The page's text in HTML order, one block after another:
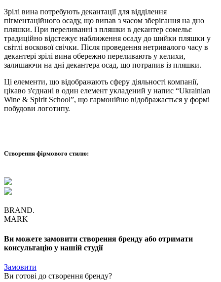
Зрілі вина потребують декантації для відділення
пігментаційного осаду, що випав з часом зберігання на дно
пляшки. При переливанні з пляшки в декантер сомельє
традиційно відстежує наближення осаду до шийки пляшки у
світлі воскової свічки. Після проведення нетривалого часу в
декантері зрілі вина обережно переливають у келихи,
залишаючи на дні декантера осад, що потрапив із пляшки.
Ці елементи, що відображають сферу діяльності компанії,
цікаво з'єднані в один елемент укладений у напис “Ukrainian
Wine & Spirit School”, що гармонійно відображається у формі
побудови логотипу.
Створення фірмового стилю:
BRAND.
MARK
Ви можете замовити створення бренду або отримати
консультацію у нашій студії
Замовити
Ви готові до створення бренду?